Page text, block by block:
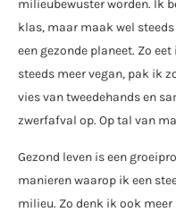
milieubewuster worden. Ik
klas, maar maak wel
een gezonde planeet. Zo
steeds meer vegan, pak ik
vies van tweedehands en
zwerfafval op. Op tal van
Gezond leven is een
manieren waarop ik een
milieu. Zo denk ik ook